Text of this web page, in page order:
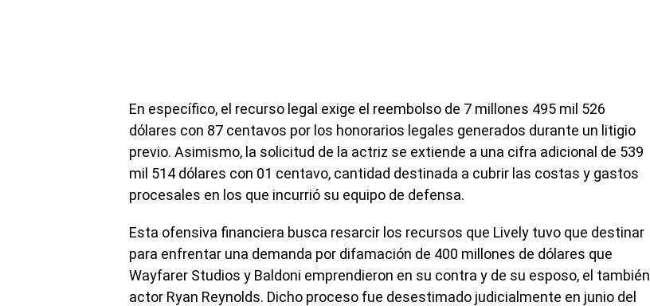
En específico, el recurso legal exige el reembolso de 7 millones 495 mil 526
dólares con 87 centavos por los honorarios legales generados durante un litigio
previo. Asimismo, la solicitud de la actriz se extiende a una cifra adicional de 539
mil 514 dólares con 01 centavo, cantidad destinada a cubrir las costas y gastos
procesales en los que incurrió su equipo de defensa.
Esta ofensiva financiera busca resarcir los recursos que Lively tuvo que destinar
para enfrentar una demanda por difamación de 400 millones de dólares que
Wayfarer Studios y Baldoni emprendieron en su contra y de su esposo, el también
actor Ryan Reynolds. Dicho proceso fue desestimado judicialmente en junio del